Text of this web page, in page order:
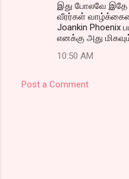
இது போலவே இதே
வீரர்கள்
Joankin Phoenix
எனக்கு அது மிகவும்
10:50 AM
Post a Comment